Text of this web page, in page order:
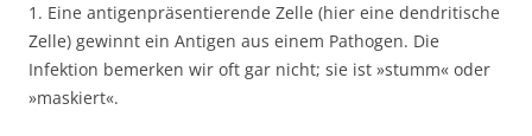
1. Eine antigenpräsentierende Zelle (hier eine dendritische
Zelle) gewinnt ein Antigen aus einem Pathogen. Die
Infektion bemerken wir oft gar nicht; sie ist »stumm« oder
»maskiert«.